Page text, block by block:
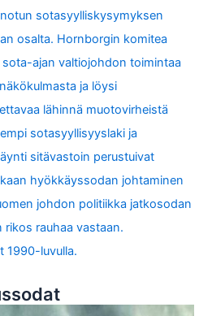
sotasyylliskysymyksen
osalta. Hornborgin komitea
ajan valtiojohdon toimintaa
ja löysi
lähinnä muotovirheistä
sotasyyllisyyslaki ja
sitävastoin perustuivat
hyökkäyssodan johtaminen
johdon politiikka jatkosodan
rikos rauhaa vastaan.
1990-luvulla.